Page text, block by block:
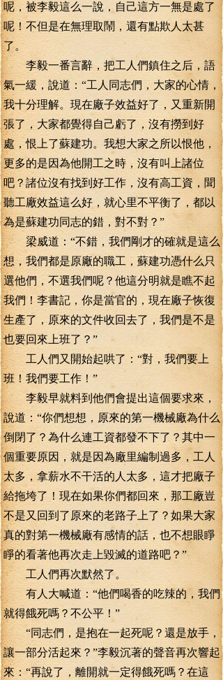
呢，被李毅這么一說，自己這方一無是處了
呢！不但是在無理取鬧，還有點欺人太甚
了。
李毅一番言辭，把工人們鎮住之后，語
氣一緩，說道：“工人同志們，大家的心情，
我十分理解。現在廠子效益好了，又重新開
張了，大家都覺得自己虧了，沒有撈到好
處，恨上了蘇建功。我想大家之所以恨他，
更多的是因為他開工之時，沒有叫上諸位
吧？諸位沒有找到好工作，沒有高工資，聞
聽工廠效益這么好，就心里不平衡了，都以
為是蘇建功同志的錯，對不對？”
梁威道：“不錯，我們剛才的確就是這么
想，我們都是原廠的職工，蘇建功憑什么只
選他們，不選我們呢？他這分明就是瞧不起
我們！李書記，你是當官的，現在廠子恢復
生產了，原來的文件收回去了，我們是不是
也要回來上班了？”
工人們又開始起哄了：“對，我們要上
班！我們要工作！”
李毅早就料到他們會提出這個要求來，
說道：“你們想想，原來的第一機械廠為什么
倒閉了？為什么連工資都發不下了？其中一
個重要原因，就是因為廠里編制過多，工人
太多，拿薪水不干活的人太多，這才把廠子
給拖垮了！現在如果你們都回來，那工廠豈
不是又回到了原來的老路子上了？如果大家
真的對第一機械廠有感情的話，也不想眼睜
睜的看著他再次走上毀滅的道路吧？”
工人們再次默然了。
有人大喊道：“他們喝香的吃辣的，我們
就得餓死嗎？不公平！”
“同志們，是抱在一起死呢？還是放手，
讓一部分活起來？”李毅沉著的聲音再次響起
來：“再說了，離開就一定得餓死嗎？在這